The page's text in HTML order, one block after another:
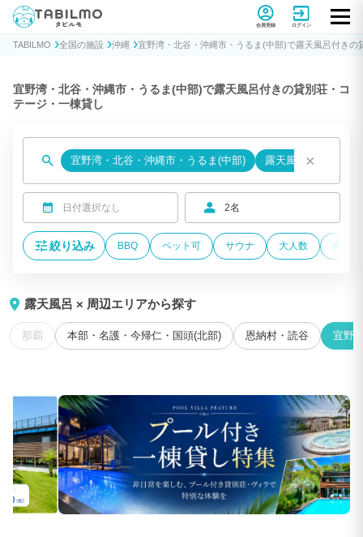
貸別荘コテージ・一棟貸し宿泊予約サイトTABILMO(タビルモ)
会員登録 ログイン
TABILMO 全国の施設 沖縄 宜野湾・北谷・沖縄市・うるま(中部)で露天風呂付きの
宜野湾・北谷・沖縄市・うるま(中部)で露天風呂付きの貸別荘・コ
テージ・一棟貸し
宜野湾・北谷・沖縄市・うるま(中部) 露天風呂 ×
日付選択なし 2名
絞り込み BBQ ペット可 サウナ 大人数 海が
露天風呂 × 周辺エリアから探す
那覇 本部・名護・今帰仁・国頭(北部) 恩納村・読谷 宜野